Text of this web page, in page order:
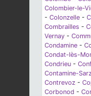
Colombier-le-
- Colonzelle -
Combrailles -
Vernay -
Condamine -
Condat-lès-
Condrieu -
Contamine-
Contrevoz -
Corbonod -